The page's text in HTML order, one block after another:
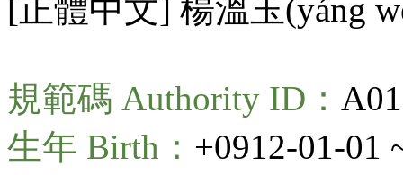
[正體中文] 楊溫玉(yáng
規範碼 Authority ID：
生年 Birth： +0912-01-01